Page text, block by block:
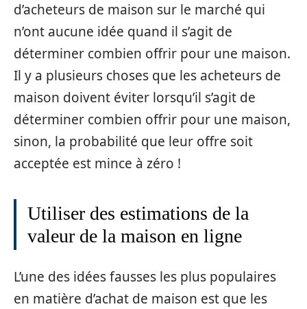
d’acheteurs de maison sur le marché qui
n’ont aucune idée quand il s’agit de
déterminer combien offrir pour une maison.
Il y a plusieurs choses que les acheteurs de
maison doivent éviter lorsqu’il s’agit de
déterminer combien offrir pour une maison,
sinon, la probabilité que leur offre soit
acceptée est mince à zéro !
Utiliser des estimations de la
valeur de la maison en ligne
L’une des idées fausses les plus populaires
en matière d’achat de maison est que les